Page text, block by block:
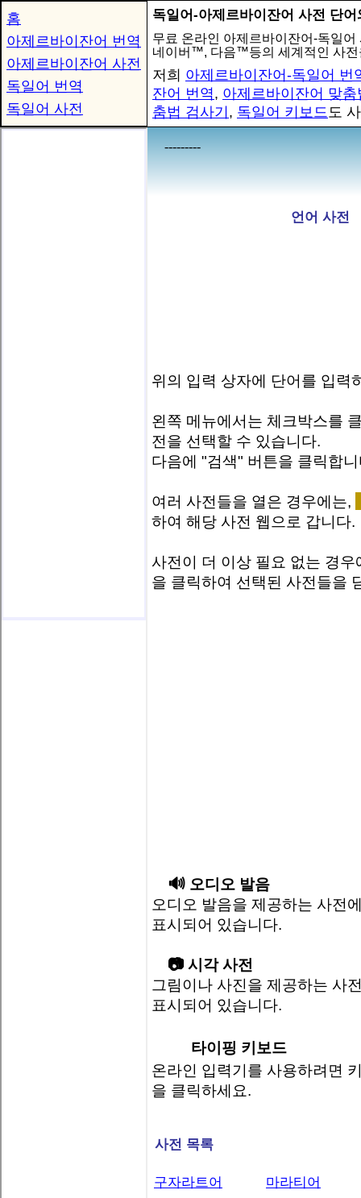
홈
아제르바이잔어 번역
아제르바이잔어 사전
독일어 번역
독일어 사전
독일어-아제르바이잔어 사전 단
무료 온라인 아제르바이잔어-독일
네이버™, 다음™등의 세계적인 사전
저희 아제르바이잔어-독일어 번
잔어 번역, 아제르바이잔어 맞
춤법 검사기 , 독일어 키보드도